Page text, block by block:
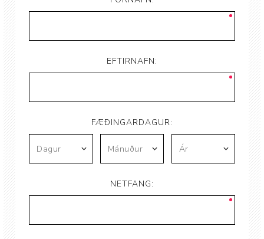
EFTIRNAFN:
FÆÐINGARDAGUR:
NETFANG: